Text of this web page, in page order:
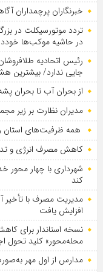
خبرنگاران پرچمداران
تردد موتورسیکلت در
در حاشیه موکب‌ها
رئیس اتحادیه
جایی ندارد/ بیشترین
از بحران آب تا بحران
مدیران نظارت بر زیر
همه ظرفیت‌های استان
کاهش مصرف انرژی و
شهرداری با چهار محور
کند
مدیریت مصرف با تأخیر
افزایش یافت
نسخه استاندار برای
محله‌محور» کلید تحول
مدارس از اول مهر